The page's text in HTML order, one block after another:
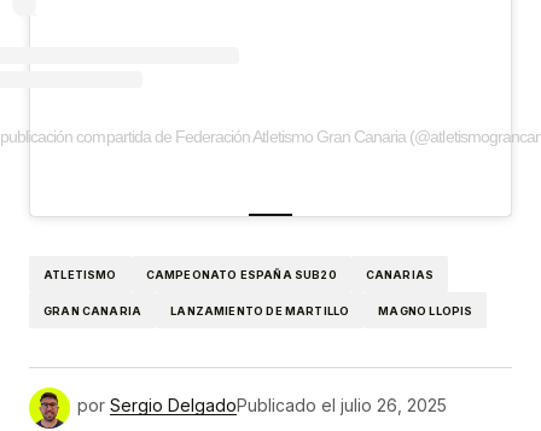
compartida de Federación Atletismo Gran Canaria
ATLETISMO CAMPEONATO ESPAÑA SUB20 CANARIAS
GRAN CANARIA LANZAMIENTO DE MARTILLO MAGNO LLOPIS
por Sergio DelgadoPublicado el julio 26, 2025